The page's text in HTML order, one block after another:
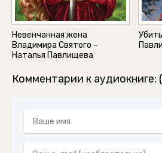
Невенчанная жена
Владимира Святого -
Наталья Павлищева
Комментарии к аудиокниге: